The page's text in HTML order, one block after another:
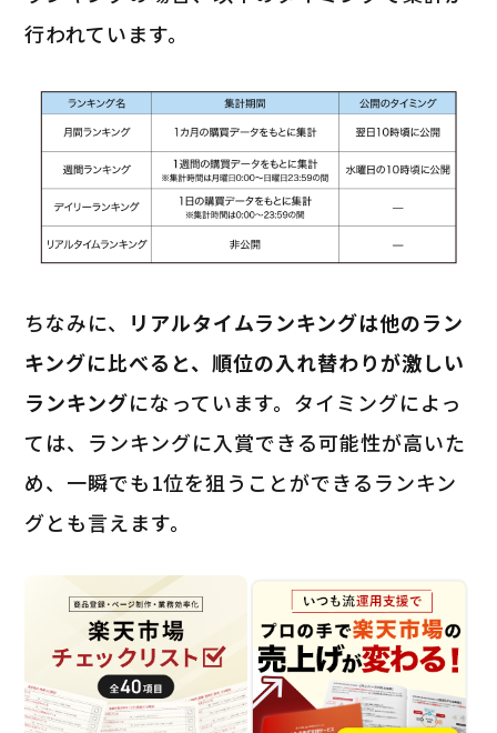
行われています。
ちなみに、 リアルタイムランキングは他のラン
キングに比べると、順位の入れ替わりが激しい
ランキングになっています。タイミングによっ
ては、ランキングに入賞できる可能性が高いた
め、一瞬でも1位を狙うことができるランキン
グとも言えます。